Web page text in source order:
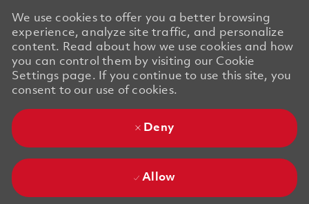
We use cookies to offer you a better browsing
experience, analyze site traffic, and personalize
content. Read about how we use cookies and how
you can control them by visiting our Cookie
Settings page. If you continue to use this site, you
consent to our use of cookies.
Deny
Allow